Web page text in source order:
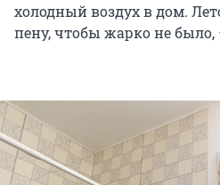
холодный воздух в дом.
пену, чтобы жарко не